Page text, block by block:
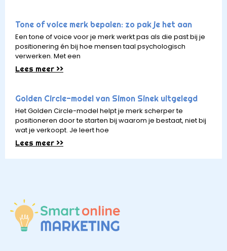
Tone of voice merk bepalen: zo pak je het aan
Een tone of voice voor je merk werkt pas als die past bij je
positionering én bij hoe mensen taal psychologisch
verwerken. Met een
Lees meer >>
Golden Circle-model van Simon Sinek uitgelegd
Het Golden Circle-model helpt je merk scherper te
positioneren door te starten bij waarom je bestaat, niet bij
wat je verkoopt. Je leert hoe
Lees meer >>